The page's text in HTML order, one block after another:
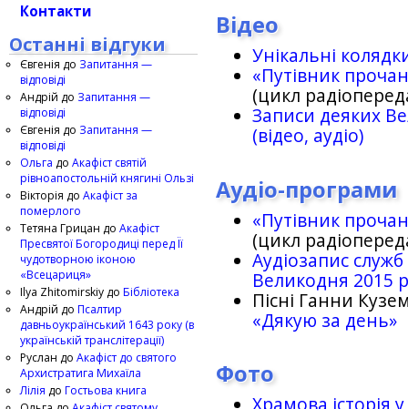
Відео
Унікальні
«Путівник
(цикл
Записи деяких
(відео, аудіо)
Аудіо-програми
«Путівник
(цикл
Аудіозапис
Великодня 2015
Пісні Ганни
«Дякую за день»
Фото
Контакти
Останні відгуки
Євгенія до Запитання —
відповіді
Андрій до Запитання —
відповіді
Євгенія до Запитання —
відповіді
Ольга до Акафіст святій
рівноапостольній княгині Ользі
Вікторія до Акафіст за
померлого
Тетяна Грицан до Акафіст
Пресвятої Богородиці перед Її
чудотворною іконою
«Всецариця»
Ilya Zhitomirskiy до Бібліотека
Андрій до Псалтир
давньоукраїнський 1643 року (в
українській транслітерації)
Руслан до Акафіст до святого
Архистратига Михаїла
Лілія до Гостьова книга